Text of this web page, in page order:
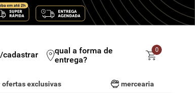
cadastrar
qual a forma de
entrega?
0
ofertas exclusivas mercearia